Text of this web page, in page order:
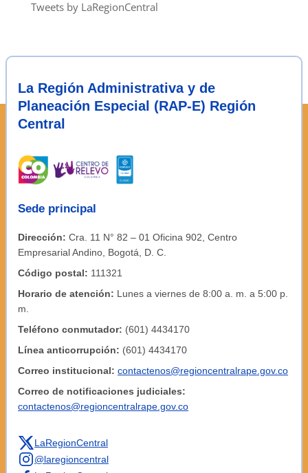
Tweets by LaRegionCentral
La Región Administrativa y de
Planeación Especial (RAP-E) Región
Central
Sede principal
Dirección: Cra. 11 N° 82 – 01 Oficina 902, Centro
Empresarial Andino, Bogotá, D. C.
Código postal: 111321
Horario de atención: Lunes a viernes de 8:00 a. m. a 5:00 p.
m.
Teléfono conmutador: (601) 4434170
Línea anticorrupción: (601) 4434170
Correo institucional: contactenos@regioncentralrape.gov.co
Correo de notificaciones judiciales:
contactenos@regioncentralrape.gov.co
LaRegionCentral
@laregioncentral